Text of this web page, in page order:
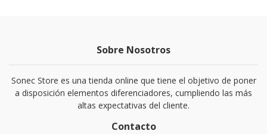
Sobre Nosotros
Sonec Store es una tienda online que tiene el objetivo de poner
a disposición elementos diferenciadores, cumpliendo las más
altas expectativas del cliente.
Contacto